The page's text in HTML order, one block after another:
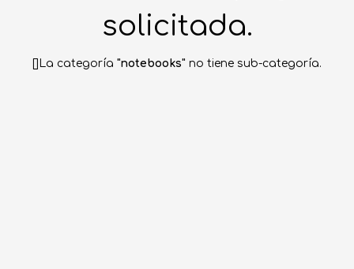
solicitada.
[]La categoría "notebooks" no tiene sub-categoría.